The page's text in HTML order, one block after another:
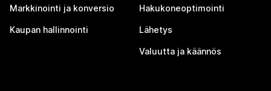
Markkinointi ja konversio
Kaupan hallinnointi
Hakukoneoptimointi
Lähetys
Valuutta ja käännös